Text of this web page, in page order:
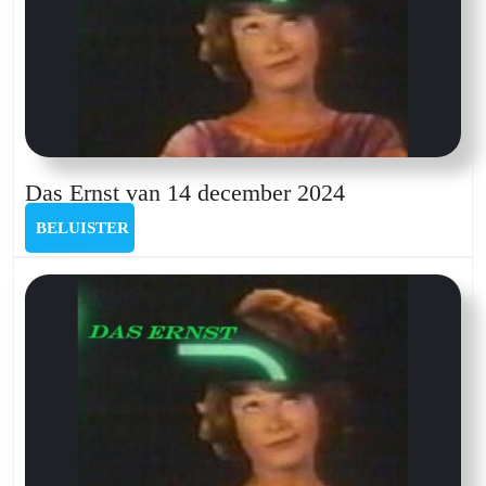
Das Ernst van 14 december 2024Das
14
BELUISTER